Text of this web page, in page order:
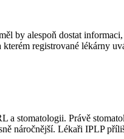
by alespoň dostat
kterém registrované lékárny
a stomatologii. Právě
náročnější. Lékaři IPLP